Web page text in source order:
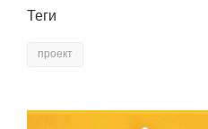
Теги
проект